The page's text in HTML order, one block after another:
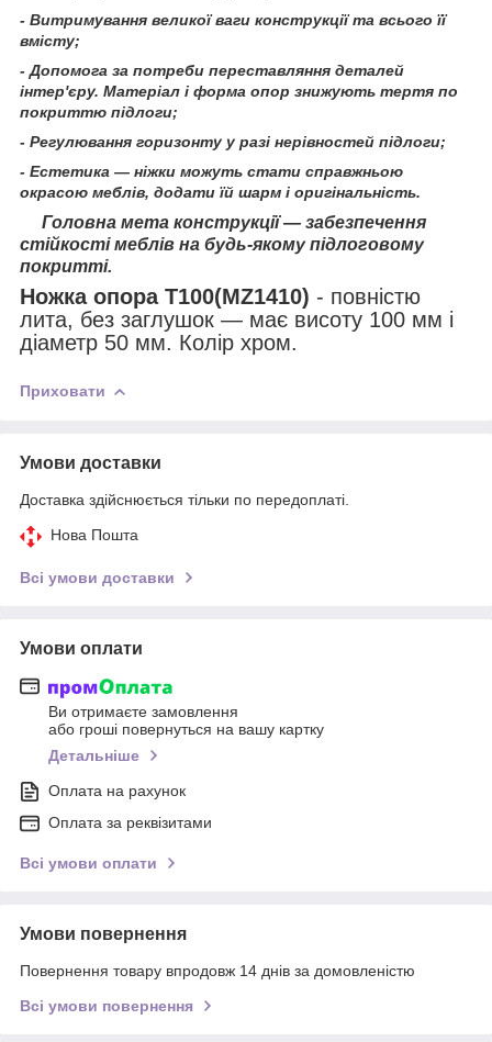
- Витримування великої ваги конструкції та всього її
вмісту;
- Допомога за потреби переставляння деталей
інтер'єру. Матеріал і форма опор знижують тертя по
покриттю підлоги;
- Регулювання горизонту у разі нерівностей підлоги;
- Естетика — ніжки можуть стати справжньою
окрасою меблів, додати їй шарм і оригінальність.
Головна мета конструкції — забезпечення
стійкості меблів на будь-якому підлоговому
покритті.
Ножка опора T100(MZ1410) - повністю
лита, без заглушок — має висоту 100 мм і
діаметр 50 мм. Колір хром.
Приховати
Умови доставки
Доставка здійснюється тільки по передоплаті.
Нова Пошта
Всі умови доставки
Умови оплати
Ви отримаєте замовлення
або гроші повернуться на вашу картку
Детальніше
Оплата на рахунок
Оплата за реквізитами
Всі умови оплати
Умови повернення
Повернення товару впродовж 14 днів за домовленістю
Всі умови повернення